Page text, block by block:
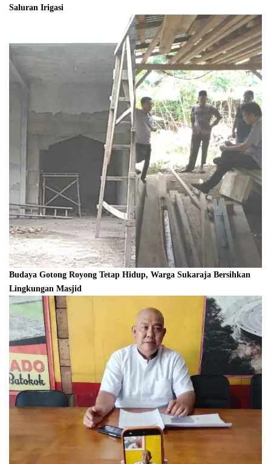
Saluran Irigasi
Budaya Gotong Royong Tetap Hidup, Warga Sukaraja Bersihkan
Lingkungan Masjid